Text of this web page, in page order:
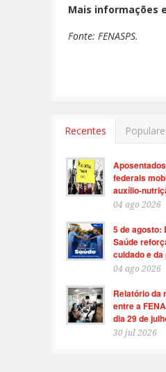
Mais informações
Fonte: FENASPS.
Recentes
federais
auxílio-
04 ago 2026
5 de agosto:
Saúde
cuidado e
04 ago 2026
Relatório da
entre a
dia 29 de
30 jul 2026